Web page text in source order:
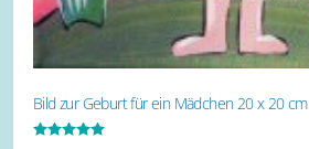
Bild zur Geburt für ein Mädchen 20 x 20 cm